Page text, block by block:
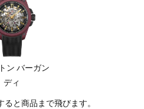
ン バーガン
ディ
と商品まで飛びます。